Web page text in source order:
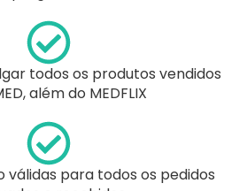
todos os produtos vendidos
além do MEDFLIX
válidas para todos os pedidos